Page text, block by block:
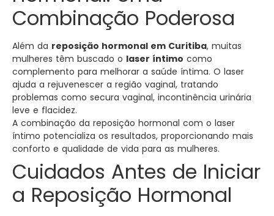
Combinação Poderosa
Além da reposição hormonal em Curitiba, muitas
mulheres têm buscado o laser íntimo como
complemento para melhorar a saúde íntima. O laser
ajuda a rejuvenescer a região vaginal, tratando
problemas como secura vaginal, incontinência urinária
leve e flacidez.
A combinação da reposição hormonal com o laser
íntimo potencializa os resultados, proporcionando mais
conforto e qualidade de vida para as mulheres.
Cuidados Antes de Iniciar
a Reposição Hormonal